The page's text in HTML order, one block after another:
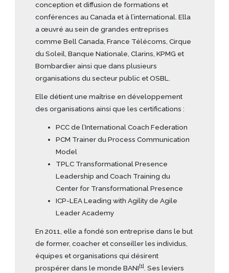
conception et diffusion de formations et
conférences au Canada et à l’international. Ella
a œuvré au sein de grandes entreprises
comme Bell Canada, France Télécoms, Cirque
du Soleil, Banque Nationale, Clarins, KPMG et
Bombardier ainsi que dans plusieurs
organisations du secteur public et OSBL.
Elle détient une maîtrise en développement
des organisations ainsi que les certifications :
PCC de l’International Coach Federation
PCM Trainer du Process Communication
Model
TPLC Transformational Presence
Leadership and Coach Training du
Center for Transformational Presence
ICP-LEA Leading with Agility de Agile
Leader Academy
En 2011, elle a fondé son entreprise dans le but
de former, coacher et conseiller les individus,
équipes et organisations qui désirent
prospérer dans le monde BANI[1] . Ses leviers